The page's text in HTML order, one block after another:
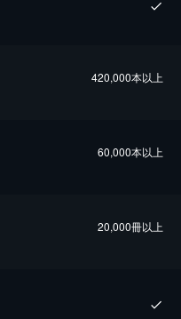
420,000本以上
60,000本以上
20,000冊以上